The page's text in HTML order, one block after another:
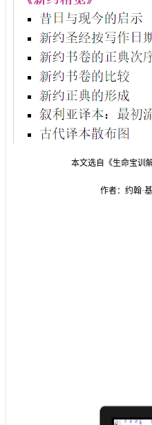
本文选自《生命宝训
作者：约翰·